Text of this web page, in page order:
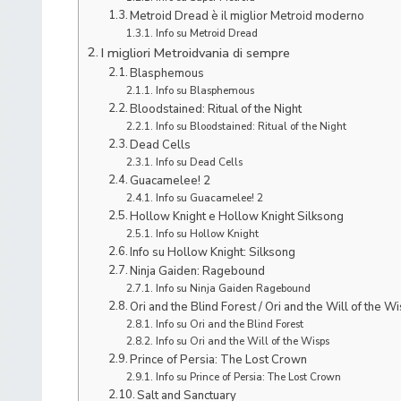
Metroid Dread è il miglior Metroid moderno
Info su Metroid Dread
I migliori Metroidvania di sempre
Blasphemous
Info su Blasphemous
Bloodstained: Ritual of the Night
Info su Bloodstained: Ritual of the Night
Dead Cells
Info su Dead Cells
Guacamelee! 2
Info su Guacamelee! 2
Hollow Knight e Hollow Knight Silksong
Info su Hollow Knight
Info su Hollow Knight: Silksong
Ninja Gaiden: Ragebound
Info su Ninja Gaiden Ragebound
Ori and the Blind Forest / Ori and the Will of the
Info su Ori and the Blind Forest
Info su Ori and the Will of the Wisps
Prince of Persia: The Lost Crown
Info su Prince of Persia: The Lost Crown
Salt and Sanctuary